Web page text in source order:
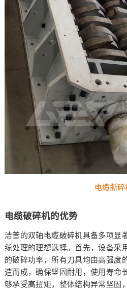
电缆撕碎
电缆破碎机的优势
洁普的双轴电缆破碎机具备多项显
缆处理的理想选择。首先，设备采
的破碎功率，所有刀具均由高强度
造而成，确保坚固耐用，使用寿命
够承受高扭矩，整体结构异常坚固